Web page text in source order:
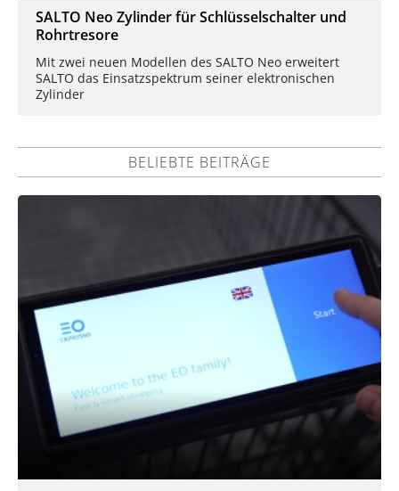
SALTO Neo Zylinder für Schlüsselschalter und
Rohrtresore
Mit zwei neuen Modellen des SALTO Neo erweitert
SALTO das Einsatzspektrum seiner elektronischen
Zylinder
BELIEBTE BEITRÄGE